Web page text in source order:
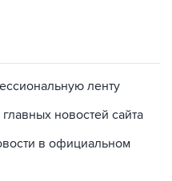
ленту
новостей сайта
в официальном